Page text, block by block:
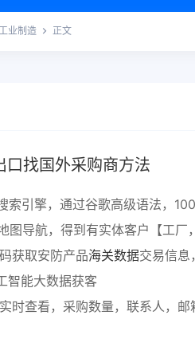
业制造 正文
口找国外采购商方法
索引擎，通过谷歌高级语法，
图导航，得到有实体客户【工厂
获取安防产品海关数据交易信息
智能大数据获客
时查看，采购数量，联系人，邮